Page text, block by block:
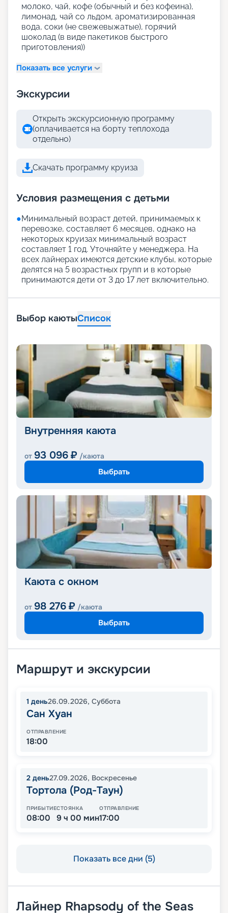
молоко, чай, кофе (обычный и без кофеина),
лимонад, чай со льдом, ароматизированная
вода, соки (не свежевыжатые), горячий
шоколад (в виде пакетиков быстрого
приготовления))
Показать все услуги
Экскурсии
Открыть экскурсионную программу
(оплачивается на борту теплохода
отдельно)
Скачать программу круиза
Условия размещения с детьми
●Минимальный возраст детей, принимаемых к
перевозке, составляет 6 месяцев, однако на
некоторых круизах минимальный возраст
составляет 1 год. Уточняйте у менеджера. На
всех лайнерах имеются детские клубы, которые
делятся на 5 возрастных групп и в которые
принимаются дети от 3 до 17 лет включительно.
Выбор каютыСписок
Внутренняя каюта
от 93 096 ₽ /каюта
Выбрать
Каюта с окном
от 98 276 ₽ /каюта
Выбрать
Маршрут и экскурсии
1 день26.09.2026, Суббота
Сан Хуан
ОТПРАВЛЕНИЕ
18:00
2 день27.09.2026, Воскресенье
Тортола (Род-Таун)
ПРИБЫТИЕ
08:00
СТОЯНКА
9 ч 00 мин
ОТПРАВЛЕНИЕ
17:00
Показать все дни (5)
Лайнер Rhapsody of the Seas